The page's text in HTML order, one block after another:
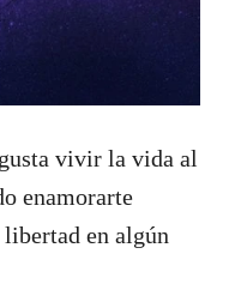
vivir la vida al
enamorarte
libertad en algún